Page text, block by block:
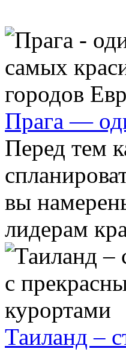
Прага —
Перед тем
вы
лидерам
Таиланд –